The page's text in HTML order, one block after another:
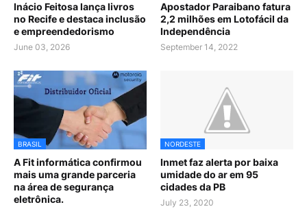
Inácio Feitosa lança livros
no Recife e destaca inclusão
e empreendedorismo
June 03, 2026
Apostador Paraibano fatura
2,2 milhões em Lotofácil da
Independência
September 14, 2022
BRASIL
A Fit informática confirmou
mais uma grande parceria
na área de segurança
eletrônica.
NORDESTE
Inmet faz alerta por baixa
umidade do ar em 95
cidades da PB
July 23, 2020